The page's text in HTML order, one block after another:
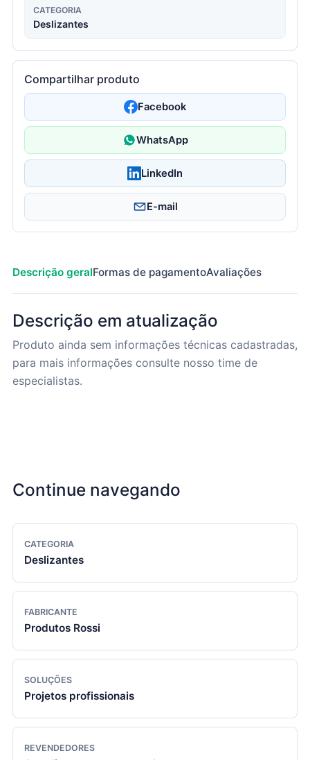
CATEGORIA
Deslizantes
Compartilhar produto
Facebook
WhatsApp
LinkedIn
E-mail
Descrição geralFormas de pagamentoAvaliações
Descrição em atualização
Produto ainda sem informações técnicas cadastradas,
para mais informações consulte nosso time de
especialistas.
Continue navegando
CATEGORIA
Deslizantes
FABRICANTE
Produtos Rossi
SOLUÇÕES
Projetos profissionais
REVENDEDORES